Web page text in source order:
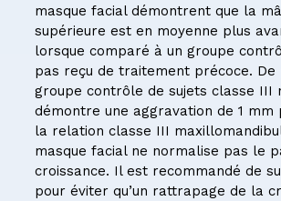
masque facial démontrent que la
supérieure est en moyenne plus
lorsque comparé à un groupe
pas reçu de traitement précoce. De
groupe contrôle de sujets classe III
démontre une aggravation de 1 mm
la relation classe III
masque facial ne normalise pas le
croissance. Il est recommandé de
pour éviter qu’un rattrapage de la